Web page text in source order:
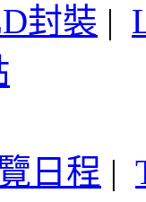
封裝 |
日程 |